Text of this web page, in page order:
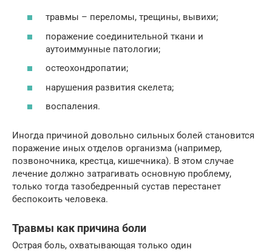
травмы – переломы, трещины, вывихи;
поражение соединительной ткани и
аутоиммунные патологии;
остеохондропатии;
нарушения развития скелета;
воспаления.
Иногда причиной довольно сильных болей становится
поражение иных отделов организма (например,
позвоночника, крестца, кишечника). В этом случае
лечение должно затрагивать основную проблему,
только тогда тазобедренный сустав перестанет
беспокоить человека.
Травмы как причина боли
Острая боль, охватывающая только один